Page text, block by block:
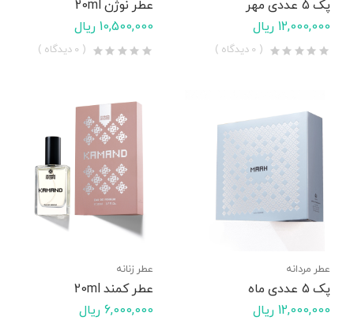
پک 5 عددی مهر
12,000,000 ریال
( 0 دیدگاه )
عطر نوژن 20ml
10,500,000 ریال
( 0 دیدگاه )
عطر مردانه
پک 5 عددی ماه
12,000,000 ریال
عطر زنانه
عطر کمند 20ml
6,000,000 ریال